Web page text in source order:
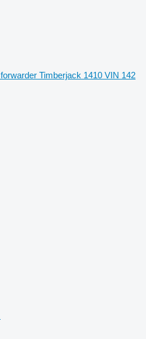
forwarder Timberjack 1410 VIN 142